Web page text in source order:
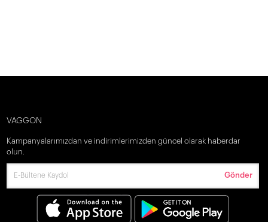
VAGGON
Kampanyalarımızdan ve indirimlerimizden güncel olarak haberdar
olun.
Gönder